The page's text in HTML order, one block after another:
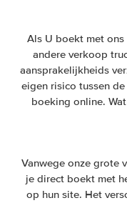
Als U boekt met ons
andere verkoop
aansprakelijkheids
eigen risico tussen
boeking online.
Vanwege onze grote
je direct boekt met
op hun site. Het